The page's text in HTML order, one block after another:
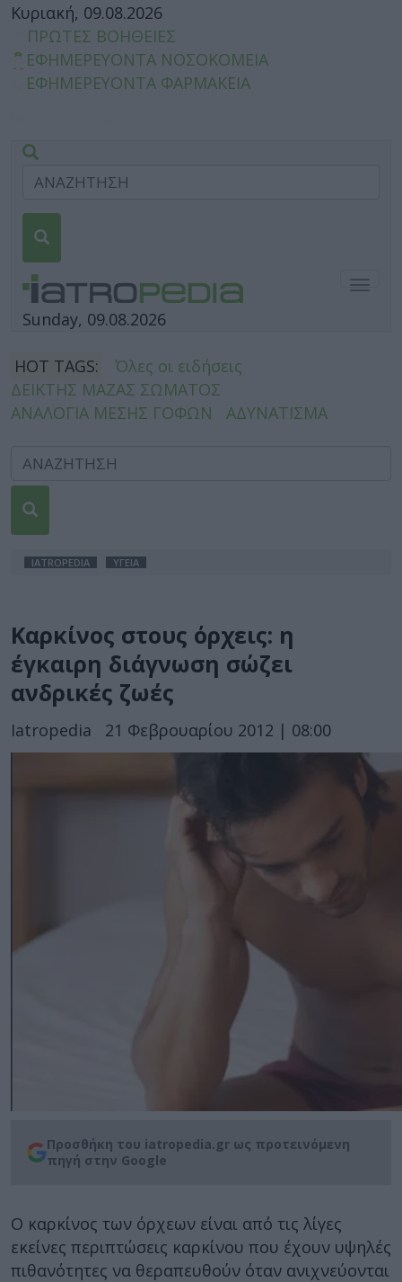
Κυριακή, 09.08.2026
ΠΡΩΤΕΣ ΒΟΗΘΕΙΕΣ
ΕΦΗΜΕΡΕΥΟΝΤΑ ΝΟΣΟΚΟΜΕΙΑ
ΕΦΗΜΕΡΕΥΟΝΤΑ ΦΑΡΜΑΚΕΙΑ
Sunday, 09.08.2026
HOT TAGS:
Όλες οι ειδήσεις
ΔΕΙΚΤΗΣ ΜΑΖΑΣ ΣΩΜΑΤΟΣ
ΑΝΑΛΟΓΙΑ ΜΕΣΗΣ ΓΟΦΩΝ
ΑΔΥΝΑΤΙΣΜΑ
IATROPEDIA ΥΓΕΙΑ
Καρκίνος στους όρχεις: η
έγκαιρη διάγνωση σώζει
ανδρικές ζωές
Iatropedia 21 Φεβρουαρίου 2012 | 08:00
Προσθήκη του iatropedia.gr ως προτεινόμενη
πηγή στην Google
Ο καρκίνος των όρχεων είναι από τις λίγες
εκείνες περιπτώσεις καρκίνου που έχουν υψηλές
πιθανότητες να θεραπευθούν όταν ανιχνεύονται